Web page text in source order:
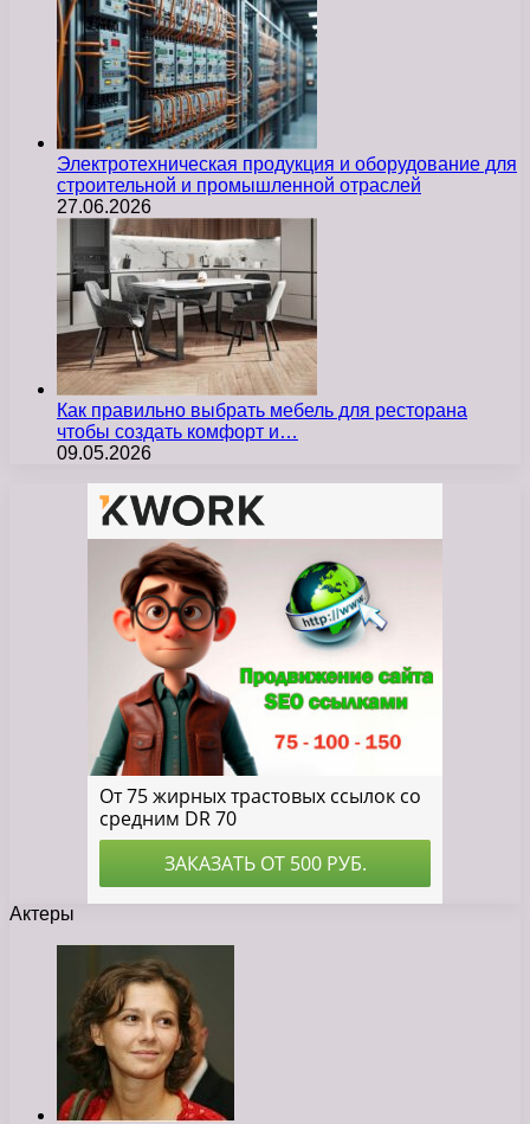
Электротехническая продукция и оборудование для
строительной и промышленной отраслей
27.06.2026
Как правильно выбрать мебель для ресторана
чтобы создать комфорт и…
09.05.2026
Актеры